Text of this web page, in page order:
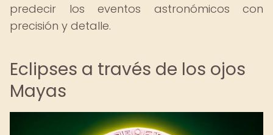
predecir los eventos astronómicos con
precisión y detalle.
Eclipses a través de los ojos
Mayas